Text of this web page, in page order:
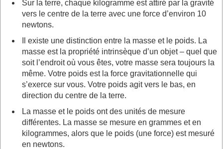
Sur la terre, chaque kilogramme est attiré par la gravité
vers le centre de la terre avec une force d’environ 10
newtons.
Il existe une distinction entre la masse et le poids. La
masse est la propriété intrinsèque d’un objet – quel que
soit l’endroit où vous êtes, votre masse sera toujours la
même. Votre poids est la force gravitationnelle qui
s’exerce sur vous. Votre poids agit vers le bas, en
direction du centre de la terre.
La masse et le poids ont des unités de mesure
différentes. La masse se mesure en grammes et en
kilogrammes, alors que le poids (une force) est mesuré
en newtons.